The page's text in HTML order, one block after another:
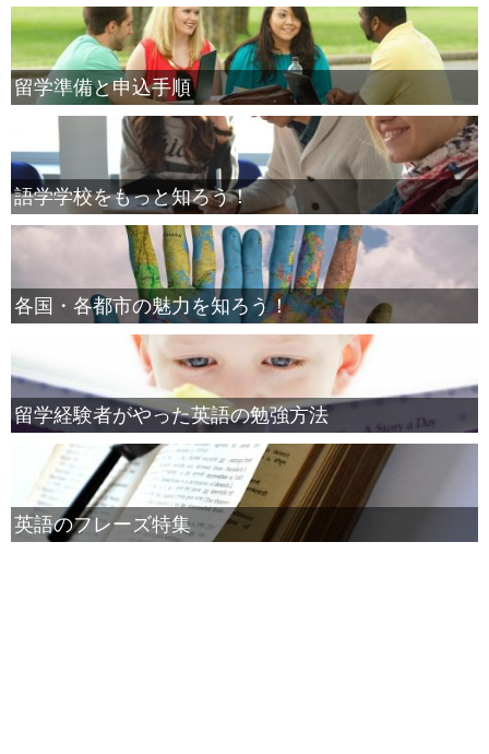
留学準備と申込手順
語学学校をもっと知ろう！
各国・各都市の魅力を知ろう！
留学経験者がやった英語の勉強方法
英語のフレーズ特集